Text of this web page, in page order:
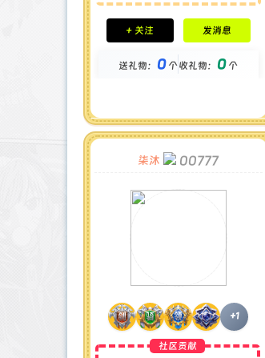
积分成就
钻石 : 0 颗
金币 : 0 枚
+ 关注 发消息
送礼物： 0个收礼物： 0个
柒沐 00777
+1
社区贡献